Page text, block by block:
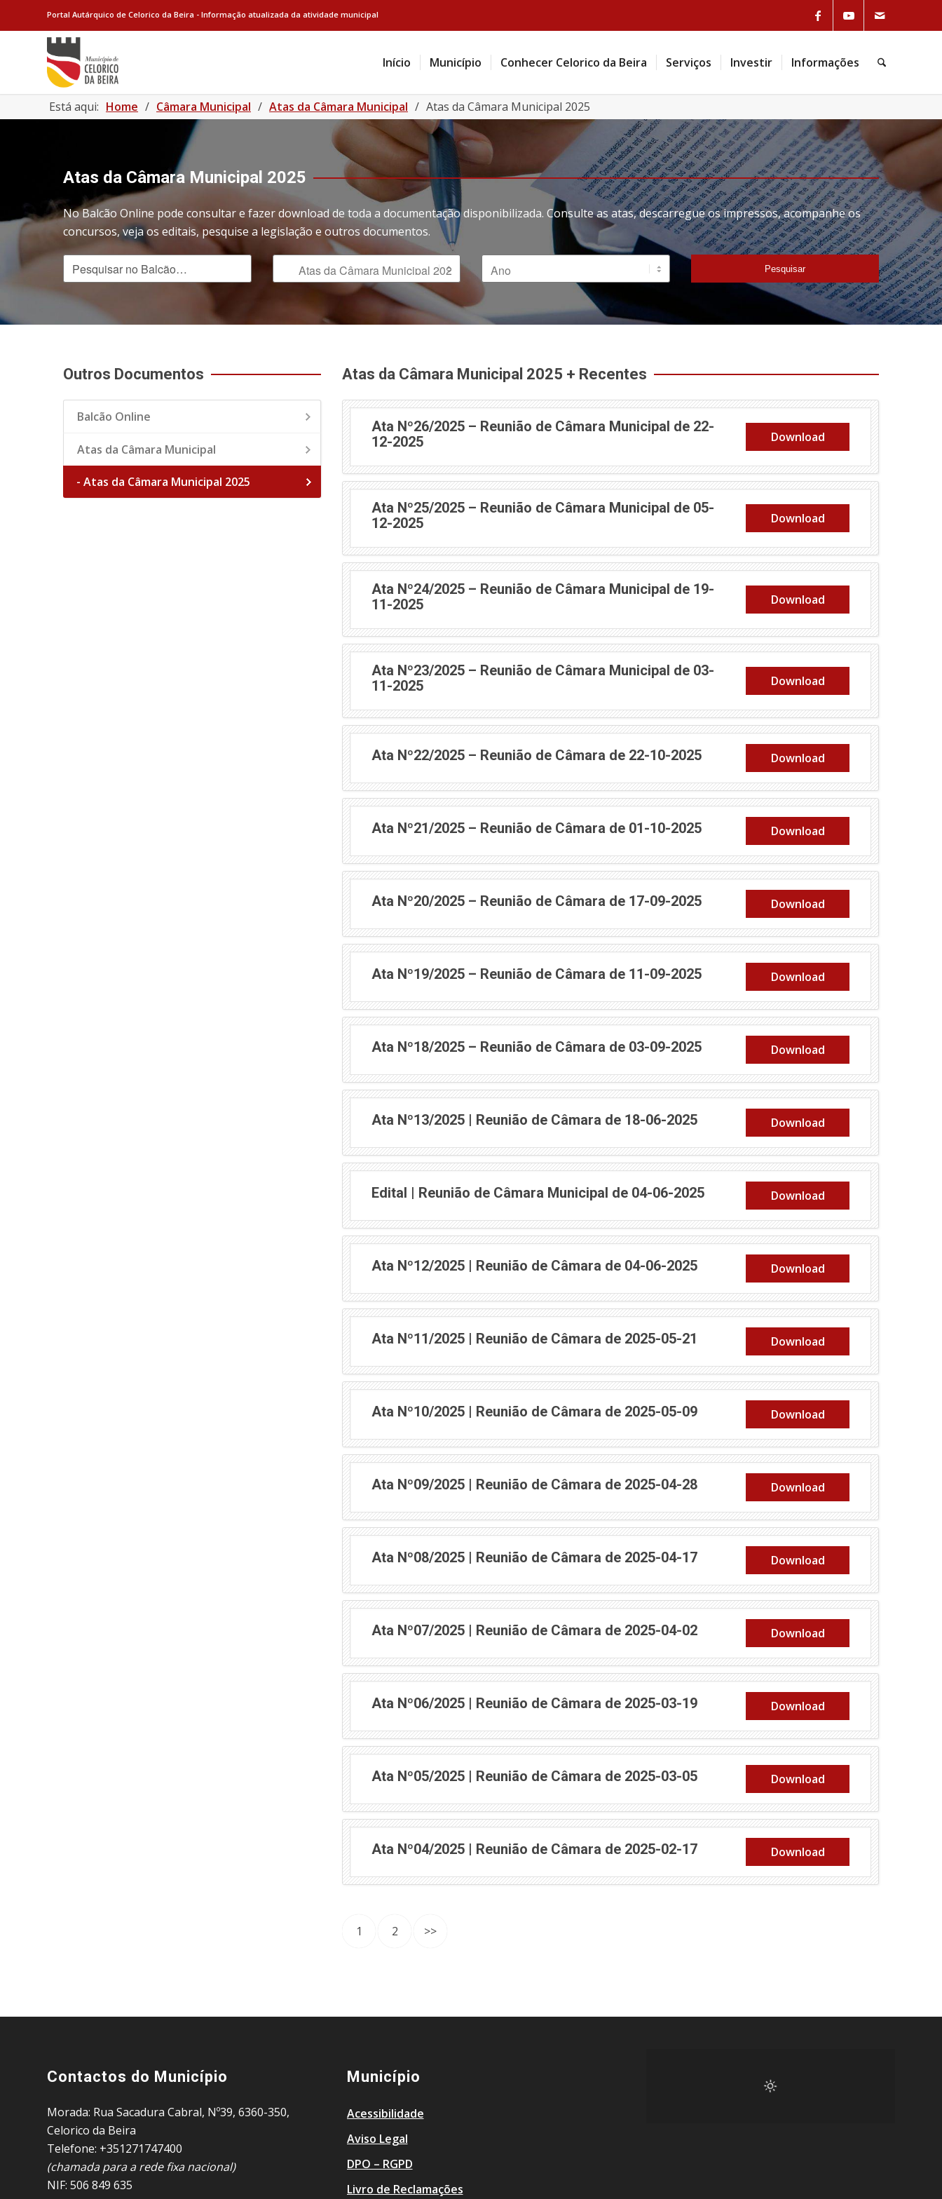
Portal Autárquico de Celorico da Beira - Informação atualizada da atividade municipal
Início Município Conhecer Celorico da Beira Serviços Investir Informações
Está aqui: Home / Câmara Municipal / Atas da Câmara Municipal / Atas da Câmara Municipal 2025
Atas da Câmara Municipal 2025
No Balcão Online pode consultar e fazer download de toda a documentação disponibilizada. Consulte as atas, descarregue os impressos, acompanhe os
concursos, veja os editais, pesquise a legislação e outros documentos.
Pesquisar no Balcão Tipo de Documento Ano Pesquisar
Outros Documentos
Balcão Online
Atas da Câmara Municipal
- Atas da Câmara Municipal 2025
Atas da Câmara Municipal 2025 + Recentes
Ata Nº26/2025 – Reunião de Câmara Municipal de 22-
12-2025
Download
Ata Nº25/2025 – Reunião de Câmara Municipal de 05-
12-2025
Download
Ata Nº24/2025 – Reunião de Câmara Municipal de 19-
11-2025
Download
Ata Nº23/2025 – Reunião de Câmara Municipal de 03-
11-2025
Download
Ata Nº22/2025 – Reunião de Câmara de 22-10-2025 Download
Ata Nº21/2025 – Reunião de Câmara de 01-10-2025 Download
Ata Nº20/2025 – Reunião de Câmara de 17-09-2025 Download
Ata Nº19/2025 – Reunião de Câmara de 11-09-2025 Download
Ata Nº18/2025 – Reunião de Câmara de 03-09-2025 Download
Ata Nº13/2025 | Reunião de Câmara de 18-06-2025 Download
Edital | Reunião de Câmara Municipal de 04-06-2025 Download
Ata Nº12/2025 | Reunião de Câmara de 04-06-2025 Download
Ata Nº11/2025 | Reunião de Câmara de 2025-05-21 Download
Ata Nº10/2025 | Reunião de Câmara de 2025-05-09 Download
Ata Nº09/2025 | Reunião de Câmara de 2025-04-28 Download
Ata Nº08/2025 | Reunião de Câmara de 2025-04-17 Download
Ata Nº07/2025 | Reunião de Câmara de 2025-04-02 Download
Ata Nº06/2025 | Reunião de Câmara de 2025-03-19 Download
Ata Nº05/2025 | Reunião de Câmara de 2025-03-05 Download
Ata Nº04/2025 | Reunião de Câmara de 2025-02-17 Download
1 2 >>
Contactos do Município
Morada: Rua Sacadura Cabral, Nº39, 6360-350,
Celorico da Beira
Telefone: +351271747400
(chamada para a rede fixa nacional)
NIF: 506 849 635
Município
Acessibilidade
Aviso Legal
DPO – RGPD
Livro de Reclamações